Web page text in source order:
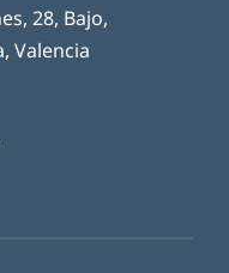
28, Bajo,
Valencia